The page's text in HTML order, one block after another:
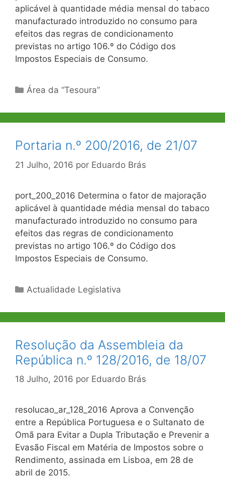
aplicável à quantidade média mensal do tabaco
manufacturado introduzido no consumo para
efeitos das regras de condicionamento
previstas no artigo 106.º do Código dos
Impostos Especiais de Consumo.
Categorias
Área da “Tesoura”
Portaria n.º 200/2016, de 21/07
21 Julho, 2016 por Eduardo Brás
port_200_2016 Determina o fator de majoração
aplicável à quantidade média mensal do tabaco
manufacturado introduzido no consumo para
efeitos das regras de condicionamento
previstas no artigo 106.º do Código dos
Impostos Especiais de Consumo.
Categorias
Actualidade Legislativa
Resolução da Assembleia da
República n.º 128/2016, de 18/07
18 Julho, 2016 por Eduardo Brás
resolucao_ar_128_2016 Aprova a Convenção
entre a República Portuguesa e o Sultanato de
Omã para Evitar a Dupla Tributação e Prevenir a
Evasão Fiscal em Matéria de Impostos sobre o
Rendimento, assinada em Lisboa, em 28 de
abril de 2015.